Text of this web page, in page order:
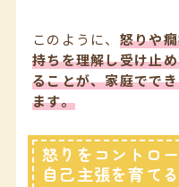
このように、 怒りや
持ちを理解し受け止
ることが、家庭でで
ます。
怒りをコントロ
自己主張を育てる